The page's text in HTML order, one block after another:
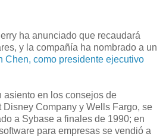
ha anunciado que recaudará
y la compañía ha nombrado a un
Chen, como presidente ejecutivo
asiento en los consejos de
Disney Company y Wells Fargo, se
a Sybase a finales de 1990; en
para empresas se vendió a